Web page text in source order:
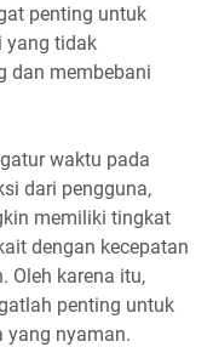
penting untuk
yang tidak
dan membebani
waktu pada
dari pengguna,
memiliki tingkat
dengan kecepatan
Oleh karena itu,
penting untuk
yang nyaman.